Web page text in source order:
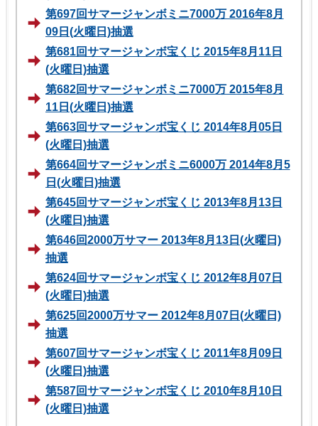
第697回サマージャンボミニ7000万 2016年8月
09日(火曜日)抽選
第681回サマージャンボ宝くじ 2015年8月11日
(火曜日)抽選
第682回サマージャンボミニ7000万 2015年8月
11日(火曜日)抽選
第663回サマージャンボ宝くじ 2014年8月05日
(火曜日)抽選
第664回サマージャンボミニ6000万 2014年8月5
日(火曜日)抽選
第645回サマージャンボ宝くじ 2013年8月13日
(火曜日)抽選
第646回2000万サマー 2013年8月13日(火曜日)
抽選
第624回サマージャンボ宝くじ 2012年8月07日
(火曜日)抽選
第625回2000万サマー 2012年8月07日(火曜日)
抽選
第607回サマージャンボ宝くじ 2011年8月09日
(火曜日)抽選
第587回サマージャンボ宝くじ 2010年8月10日
(火曜日)抽選